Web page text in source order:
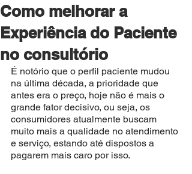
Como melhorar a
Experiência do Paciente
no consultório
É notório que o perfil paciente mudou
na última década, a prioridade que
antes era o preço, hoje não é mais o
grande fator decisivo, ou seja, os
consumidores atualmente buscam
muito mais a qualidade no atendimento
e serviço, estando até dispostos a
pagarem mais caro por isso.